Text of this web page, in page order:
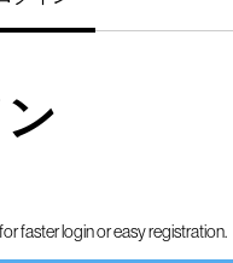
faster login or easy registration.